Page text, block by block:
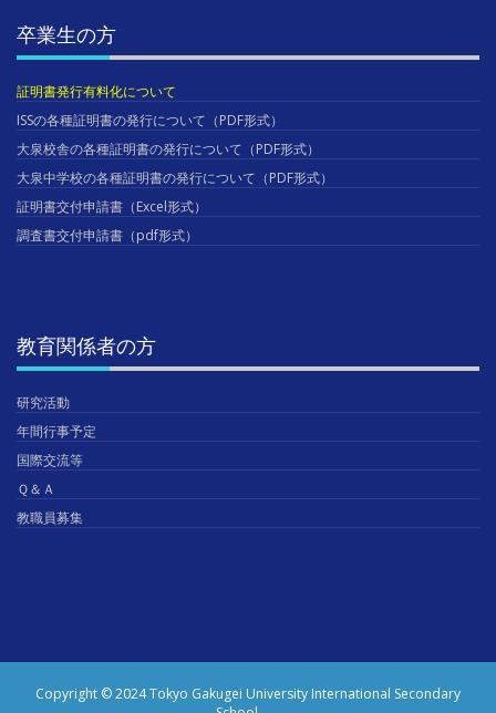
卒業生の方
証明書発行有料化について
ISSの各種証明書の発行について（PDF形式）
大泉校舎の各種証明書の発行について（PDF形式）
大泉中学校の各種証明書の発行について（PDF形式）
証明書交付申請書（Excel形式）
調査書交付申請書（pdf形式）
教育関係者の方
研究活動
年間行事予定
国際交流等
Ｑ＆Ａ
教職員募集
Copyright © 2024 Tokyo Gakugei University International Secondary